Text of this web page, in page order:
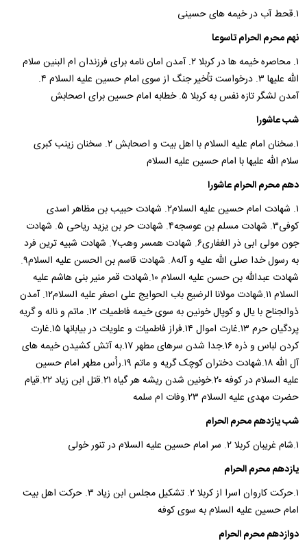
۱.قحط آب در خیمه های حسینی
نهم محرم الحرام تاسوعا
۱. محاصره خیمه ها در کربلا ۲. آمدن امان نامه برای فرزندان ام البنین سلام
الله علیها ۳. درخواست تاُخیر جنگ از سوی امام حسین علیه السلام ۴.
آمدن لشگر تازه نفس به کربلا ۵. خطابه امام حسین برای اصحابش
شب عاشورا
۱.سخنان امام علیه السلام با اهل بیت و اصحابش ۲. سخنان زینب کبری
سلام الله علیها با امام حسین علیه السلام
دهم محرم الحرام عاشورا
۱. شهادت امام حسین علیه السلام۲. شهادت حبیب بن مظاهر اسدی
کوفی۳. شهادت مسلم بن عوسجه۴. شهادت حر بن یزید ریاحی ۵. شهادت
جون مولی ابی ذر الغفاری۶. شهادت همسر وهب۷. شهادت شبیه ترین فرد
به رسول خدا صلی الله علیه و آله۸. شهادت قاسم بن الحسن علیه السلام۹.
شهادت عبدالله بن حسن علیه السلام ۱۰.شهادت قمر منیر بنی هاشم علیه
السلام ۱۱.شهادت مولانا الرضیع باب الحوایج علی اصغر علیه السلام۱۲. آمدن
ذوالجناح با یال و کوپال خونین به سوی خیمه فاطمیات ۱۲. ماتم و ناله و گریه
پردگیان حرم ۱۳.غارت اموال ۱۴.فراز فاطمیات و علویات در بیابانها ۱۵.غارت
کردن لباس و ذره ۱۶.جدا شدن سرهای مطهر ۱۷.به آتش کشیدن خیمه های
آل الله ۱۸.شهادت دختران کوچک گریه و ماتم ۱۹.راُس مطهر امام حسین
علیه السلام در کوفه ۲۰.خونین شدن ریشه هر گیاه ۲۱.قتل ابن زیاد ۲۲.قیام
حضرت مهدی علیه السلام ۲۳.وفات ام سلمه
شب یازدهم محرم الحرام
۱.شام غریبان کربلا ۲. سر امام حسین علیه السلام در تنور خولی
یازدهم محرم الحرام
۱.حرکت کاروان اسرا از کربلا ۲. تشکیل مجلس ابن زیاد ۳. حرکت اهل بیت
امام حسین علیه السلام به سوی کوفه
دوازدهم محرم الحرام